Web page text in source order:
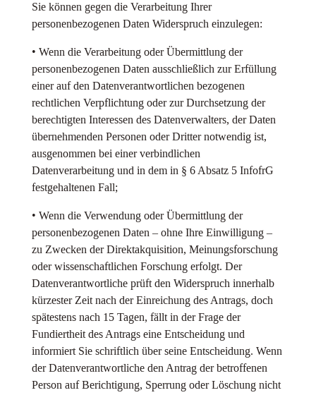
Sie können gegen die Verarbeitung Ihrer
personenbezogenen Daten Widerspruch einzulegen:
• Wenn die Verarbeitung oder Übermittlung der
personenbezogenen Daten ausschließlich zur Erfüllung
einer auf den Datenverantwortlichen bezogenen
rechtlichen Verpflichtung oder zur Durchsetzung der
berechtigten Interessen des Datenverwalters, der Daten
übernehmenden Personen oder Dritter notwendig ist,
ausgenommen bei einer verbindlichen
Datenverarbeitung und in dem in § 6 Absatz 5 InfofrG
festgehaltenen Fall;
• Wenn die Verwendung oder Übermittlung der
personenbezogenen Daten – ohne Ihre Einwilligung –
zu Zwecken der Direktakquisition, Meinungsforschung
oder wissenschaftlichen Forschung erfolgt. Der
Datenverantwortliche prüft den Widerspruch innerhalb
kürzester Zeit nach der Einreichung des Antrags, doch
spätestens nach 15 Tagen, fällt in der Frage der
Fundiertheit des Antrags eine Entscheidung und
informiert Sie schriftlich über seine Entscheidung. Wenn
der Datenverantwortliche den Antrag der betroffenen
Person auf Berichtigung, Sperrung oder Löschung nicht